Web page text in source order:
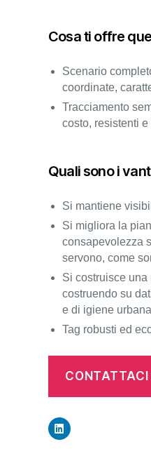
Cosa ti offre
Scenario
coordinate,
Tracciamento
costo, resistenti
Quali sono i
Si mantiene
Si migliora la
consapevolezza
servono, come
Si costruisce
costruendo su
e di igiene urbana​
Tag robusti ed
CONTATTACI